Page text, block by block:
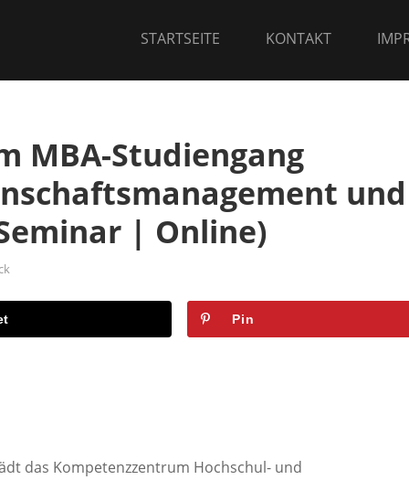
STARTSEITE KONTAKT
MBA-Studiengang
und
| Online)
Pin
das Kompetenzzentrum Hochschul- und